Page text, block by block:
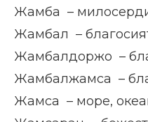
Жамба –
Жамбал –
Жамбалдоржо –
Жамбалжамса –
Жамса – море,